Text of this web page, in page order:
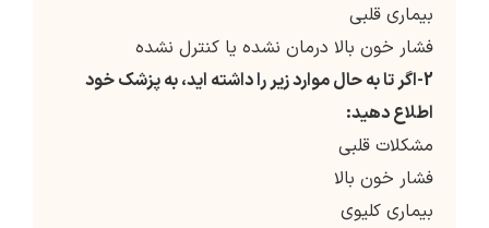
بیماری قلبی
فشار خون بالا درمان نشده یا کنترل نشده
2-اگر تا به حال موارد زیر را داشته اید، به پزشک خود
اطلاع دهید:
مشکلات قلبی
فشار خون بالا
بیماری کلیوی